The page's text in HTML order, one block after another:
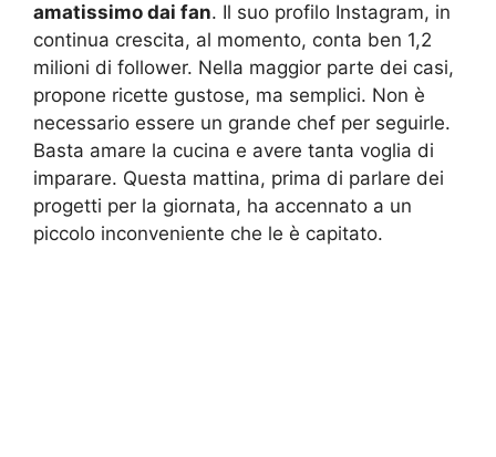
amatissimo dai fan. Il suo profilo Instagram, in
continua crescita, al momento, conta ben 1,2
milioni di follower. Nella maggior parte dei casi,
propone ricette gustose, ma semplici. Non è
necessario essere un grande chef per seguirle.
Basta amare la cucina e avere tanta voglia di
imparare. Questa mattina, prima di parlare dei
progetti per la giornata, ha accennato a un
piccolo inconveniente che le è capitato.